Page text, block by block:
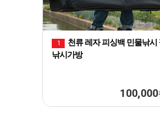
1
천류 레자 피싱백 민물낚시
낚시가방
100,000